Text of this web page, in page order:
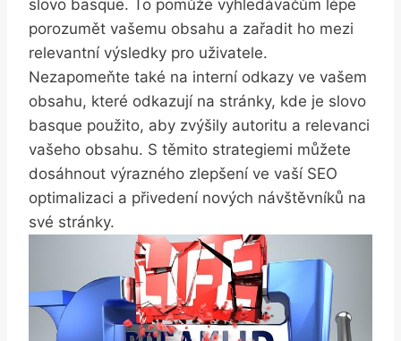
slovo basque. To pomůže vyhledávačům lépe
porozumět vašemu obsahu a zařadit ho mezi
relevantní výsledky pro uživatele.
Nezapomeňte také na interní odkazy ve vašem
obsahu, které odkazují na stránky, kde je slovo
basque použito, aby zvýšily autoritu a relevanci
vašeho obsahu. S těmito strategiemi můžete
dosáhnout výrazného zlepšení ve vaší SEO
optimalizaci a přivedení nových návštěvníků na
své stránky.